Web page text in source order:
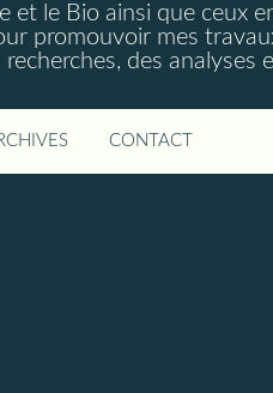
et le Bio ainsi que ceux
promouvoir mes
des analyses
CONTACT